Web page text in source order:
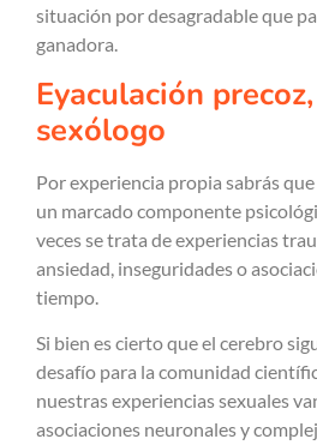
situación por desagradable que
ganadora.
Eyaculación
sexólogo
Por experiencia propia sabrás
un marcado componente
veces se trata de experiencias
ansiedad, inseguridades o
tiempo.
Si bien es cierto que el cerebro
desafío para la comunidad
nuestras experiencias sexuales
asociaciones neuronales y